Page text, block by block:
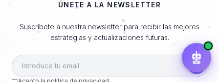
ÚNETE A LA NEWSLETTER
Suscríbete a nuestra newsletter para recibir las mejores
estrategias y actualizaciones futuras.